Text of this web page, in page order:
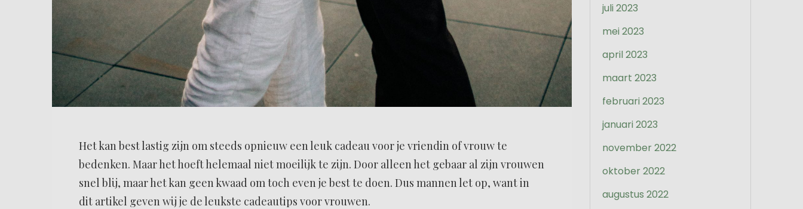
Het kan best lastig zijn om steeds opnieuw een leuk cadeau voor je vriendin of vrouw te
bedenken. Maar het hoeft helemaal niet moeilijk te zijn. Door alleen het gebaar al zijn vrouwen
snel blij, maar het kan geen kwaad om toch even je best te doen. Dus mannen let op, want in
dit artikel geven wij je de leukste cadeautips voor vrouwen.
juli 2023
mei 2023
april 2023
maart 2023
februari 2023
januari 2023
november 2022
oktober 2022
augustus 2022